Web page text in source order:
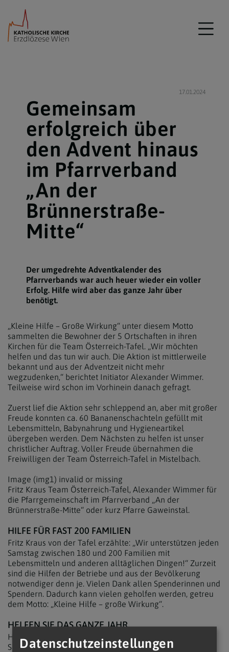
17.01.2024
Gemeinsam
erfolgreich über
den Advent hinaus
im Pfarrverband
„An der
Brünnerstraße-
Mitte“
Der umgedrehte Adventkalender des
Pfarrverbands war auch heuer wieder ein voller
Erfolg. Hilfe wird aber das ganze Jahr über
benötigt.
„Kleine Hilfe – Große Wirkung“ unter diesem Motto
sammelten die Bewohner der 5 Ortschaften in ihren
Kirchen für die Team Österreich-Tafel. „Wir möchten
helfen und das tun wir auch. Die Aktion ist mittlerweile
bekannt und aus der Adventzeit nicht mehr
wegzudenken,“ berichtet Initiator Alexander Wimmer.
Teilweise wird schon im Vorhinein danach gefragt.
Zuerst lief die Aktion sehr schleppend an, aber mit großer
Freude konnten ca. 60 Bananenschachteln gefüllt mit
Lebensmitteln, Babynahrung und Hygieneartikel
übergeben werden. Dem Nächsten zu helfen ist unser
christlicher Auftrag. Voller Freude übernahmen die
Freiwilligen der Team Österreich-Tafel in Mistelbach.
Image (img1) invalid or missing
Fritz Kraus Team Österreich-Tafel, Alexander Wimmer für
die Pfarrgemeinschaft im Pfarrverband „An der
Brünnerstraße-Mitte“ oder kurz Pfarre Gaweinstal.
HILFE FÜR FAST 200 FAMILIEN
Fritz Kraus von der Tafel erzählte: „Wir unterstützen jeden
Samstag zwischen 180 und 200 Familien mit
Lebensmitteln und anderen alltäglichen Dingen!“ Zurzeit
sind die Hilfen der Betriebe und aus der Bevölkerung
notwendiger denn je. Vielen Dank allen Spenderinnen und
Spendern. Dadurch kann vielen geholfen werden, getreu
dem Motto: „Kleine Hilfe – große Wirkung“.
HELFEN SIE DAS GANZE JAHR
Hilfe wird das ganze Jahr benötigt. Man kann jeden
Samstag direkt Sachen abgeben. Die Freiwilligen der
Datenschutzeinstellungen